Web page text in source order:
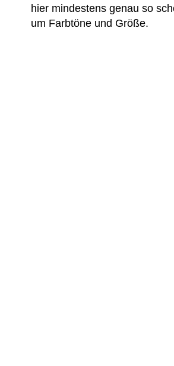
hier mindestens genau so
um Farbtöne und Größe.